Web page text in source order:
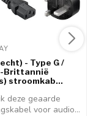
- Type G /
Brittannië
stroomkab...
deze geaarde
voor audio-,